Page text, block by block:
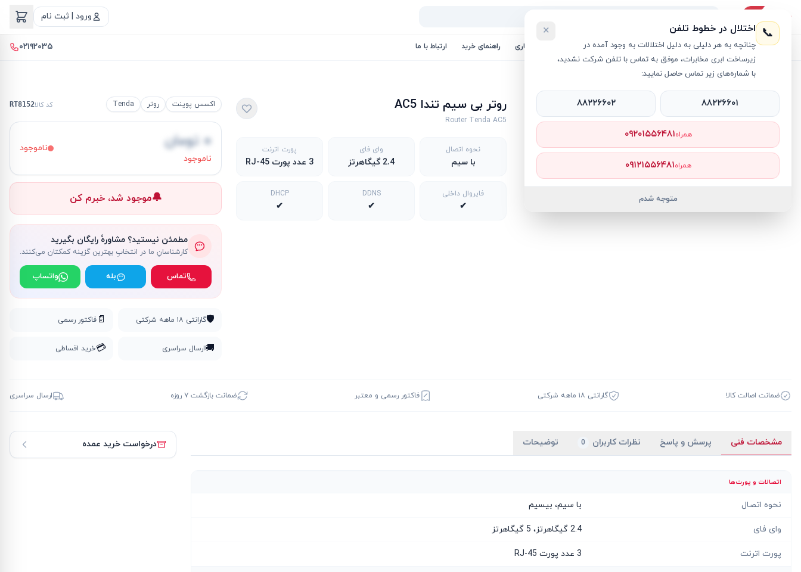
ورود | ثبت نام
لیست محصولات خرید اقساطی خرید سازمانی فروش عمده و همکاری راهنمای خرید ارتباط با ما ۰۲۱۹۲۰۳۵
اکسس پوینت روتر› روتر بی سیم تندا AC5
اکسس پوینت روتر Tenda کد کالاRT8152
۰ تومان
ناموجود
ناموجود
🔔موجود شد، خبرم کن
مطمئن نیستید؟ مشاورهٔ رایگان بگیرید
کارشناسانِ ما در انتخابِ بهترین گزینه کمکتان می‌کنند.
تماس بله واتساپ
🛡️گارانتی ۱۸ ماهه شرکتی 📄 فاکتور رسمی
🚚ارسال سراسری 💳خرید اقساطی
روتر بی سیم تندا AC5
Router Tenda AC5
نحوه اتصال
با سیم
وای فای
2.4 گیگاهرتز
پورت اترنت
3 عدد پورت RJ-45
فایروال داخلی
✔
DDNS
✔
DHCP
✔
ضمانت اصالت کالا گارانتی ۱۸ ماهه شرکتی فاکتور رسمی و معتبر ضمانت بازگشت ۷ روزه ارسال سراسری
مشخصات فنی پرسش و پاسخ نظرات کاربران 0 توضیحات
اتصالات و پورت‌ها
نحوه اتصال با سیم، بیسیم
وای فای 2.4 گیگاهرتز، 5 گیگاهرتز
پورت اترنت 3 عدد پورت RJ-45
درخواست خرید عمده
📞 اختلال در خطوط تلفن
چنانچه به هر دلیلی به دلیل اختلالات به وجود آمده در
زیرساخت ابری مخابرات، موفق به تماس با تلفن شرکت نشدید،
با شماره‌های زیر تماس حاصل نمایید:
×
۸۸۲۲۶۶۰۱ ۸۸۲۲۶۶۰۲
همراه۰۹۲۰۱۵۵۶۴۸۱
همراه۰۹۱۲۱۵۵۶۴۸۱
متوجه شدم